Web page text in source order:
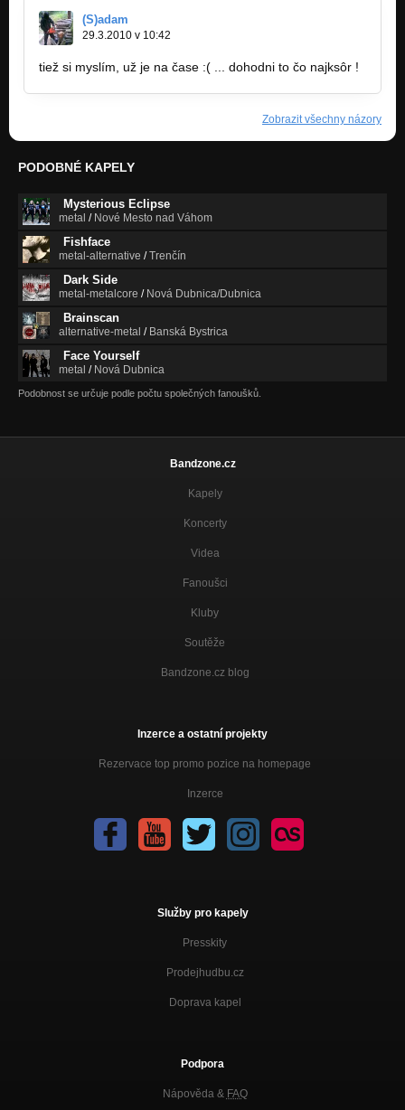
(S)adam
29.3.2010 v 10:42
tiež si myslím, už je na čase :( ... dohodni to čo najksôr !
Zobrazit všechny názory
PODOBNÉ KAPELY
Mysterious Eclipse
metal / Nové Mesto nad Váhom
Fishface
metal-alternative /Trenčín
Dark Side
metal-metalcore / Nová Dubnica/Dubnica
Brainscan
alternative-metal / Banská Bystrica
Face Yourself
metal / Nová Dubnica
Podobnost se určuje podle počtu společných fanoušků.
Bandzone.cz
Kapely
Koncerty
Videa
Fanoušci
Kluby
Soutěže
Bandzone.cz blog
Inzerce a ostatní projekty
Rezervace top promo pozice na homepage
Inzerce
Služby pro kapely
Presskity
Prodejhudbu.cz
Doprava kapel
Podpora
Nápověda & FAQ